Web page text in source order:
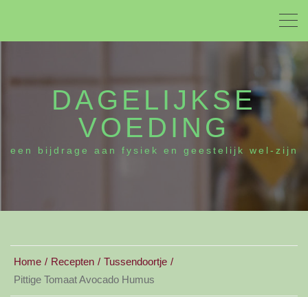
DAGELIJKSE
VOEDING
een bijdrage aan fysiek en geestelijk wel-zijn
Home Recepten
Tussendoortje
Pittige Tomaat Avocado Humus